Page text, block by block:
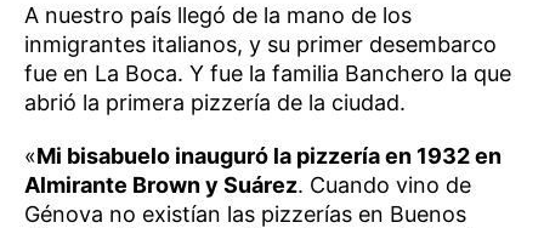
A nuestro país llegó de la mano de los
inmigrantes italianos, y su primer desembarco
fue en La Boca. Y fue la familia Banchero la que
abrió la primera pizzería de la ciudad.
«Mi bisabuelo inauguró la pizzería en 1932 en
Almirante Brown y Suárez. Cuando vino de
Génova no existían las pizzerías en Buenos